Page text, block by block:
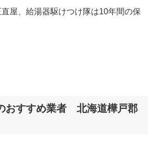
屋、給湯器駆けつけ隊は10年間の保
おすすめ業者 北海道樺戸郡